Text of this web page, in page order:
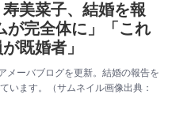
寿美菜子、結婚を報
が完全体に」「これ
既婚者」
メーバブログを更新。結婚の報告を
います。（サムネイル画像出典：